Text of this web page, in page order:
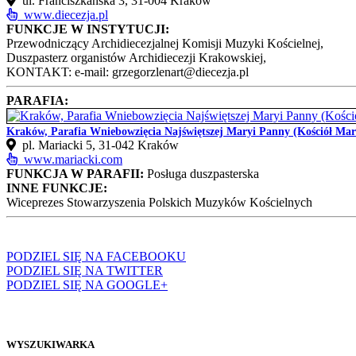
www.diecezja.pl
FUNKCJE W INSTYTUCJI:
Przewodniczący Archidiecezjalnej Komisji Muzyki Kościelnej,
Duszpasterz organistów Archidiecezji Krakowskiej,
KONTAKT: e-mail: grzegorzlenart@diecezja.pl
PARAFIA:
Kraków, Parafia Wniebowzięcia Najświętszej Maryi Panny (Kościół
pl. Mariacki 5, 31-042 Kraków
www.mariacki.com
FUNKCJA W PARAFII: Posługa duszpasterska
INNE FUNKCJE:
Wiceprezes Stowarzyszenia Polskich Muzyków Kościelnych
PODZIEL SIĘ NA FACEBOOKU
PODZIEL SIĘ NA TWITTER
PODZIEL SIĘ NA GOOGLE+
WYSZUKIWARKA